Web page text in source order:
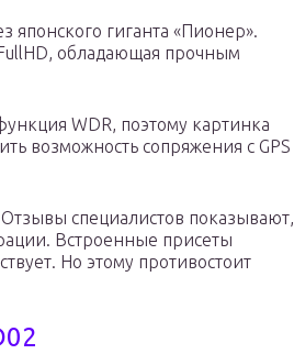
японского гиганта «Пионер».
обладающая прочным
WDR, поэтому картинка
возможность сопряжения с GPS
специалистов показывают,
Встроенные присеты
Но этому противостоит